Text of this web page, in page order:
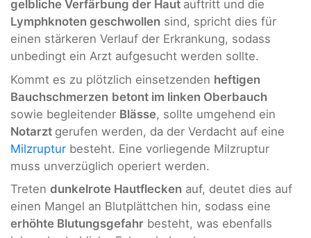
gelbliche Verfärbung der Haut auftritt und die
Lymphknoten geschwollen sind, spricht dies für
einen stärkeren Verlauf der Erkrankung, sodass
unbedingt ein Arzt aufgesucht werden sollte.
Kommt es zu plötzlich einsetzenden heftigen
Bauchschmerzen betont im linken Oberbauch
sowie begleitender Blässe, sollte umgehend ein
Notarzt gerufen werden, da der Verdacht auf eine
Milzruptur besteht. Eine vorliegende Milzruptur
muss unverzüglich operiert werden.
Treten dunkelrote Hautflecken auf, deutet dies auf
einen Mangel an Blutplättchen hin, sodass eine
erhöhte Blutungsgefahr besteht, was ebenfalls